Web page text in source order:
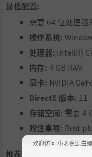
- 与大老板的史诗般的战
最低配置:
需要 64 位处理器
操作系统:
处理器: Intel(R)
内存: 4 GB RAM
显卡: NVIDIA
DirectX 版本: 11
存储空间: 需要 4
附注事项: Best
推荐配置:
欢迎访问 小叽资源白